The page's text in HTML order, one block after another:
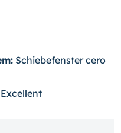
Schiebefenster cero